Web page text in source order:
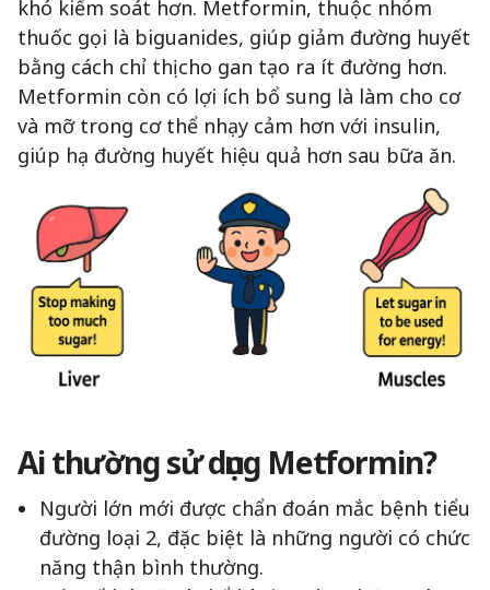
khó kiểm soát hơn. Metformin, thuộc nhóm
thuốc gọi là biguanides, giúp giảm đường huyết
bằng cách chỉ thị cho gan tạo ra ít đường hơn.
Metformin còn có lợi ích bổ sung là làm cho cơ
và mỡ trong cơ thể nhạy cảm hơn với insulin,
giúp hạ đường huyết hiệu quả hơn sau bữa ăn.
Ai thường sử dụng Metformin?
Người lớn mới được chẩn đoán mắc bệnh tiểu
đường loại 2, đặc biệt là những người có chức
năng thận bình thường.